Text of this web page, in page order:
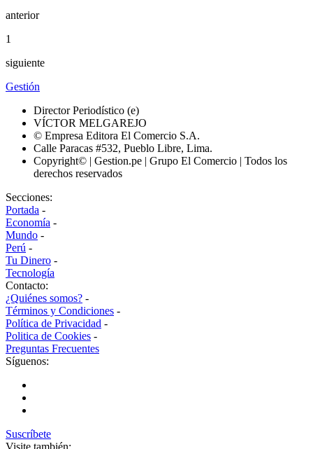
anterior
1
siguiente
Gestión
Director Periodístico (e)
VÍCTOR MELGAREJO
© Empresa Editora El Comercio S.A.
Calle Paracas #532, Pueblo Libre, Lima.
Copyright© | Gestion.pe | Grupo El Comercio | Todos los
derechos reservados
Secciones:
Portada -
Economía -
Mundo -
Perú -
Tu Dinero -
Tecnología
Contacto:
¿Quiénes somos? -
Términos y Condiciones -
Política de Privacidad -
Politica de Cookies -
Preguntas Frecuentes
Síguenos:
Suscríbete
Visite también: